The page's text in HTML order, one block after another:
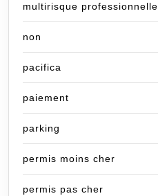
multirisque professionnelle
non
pacifica
paiement
parking
permis moins cher
permis pas cher